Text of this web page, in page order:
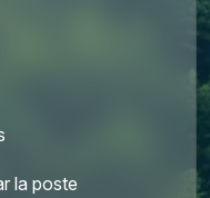
la poste